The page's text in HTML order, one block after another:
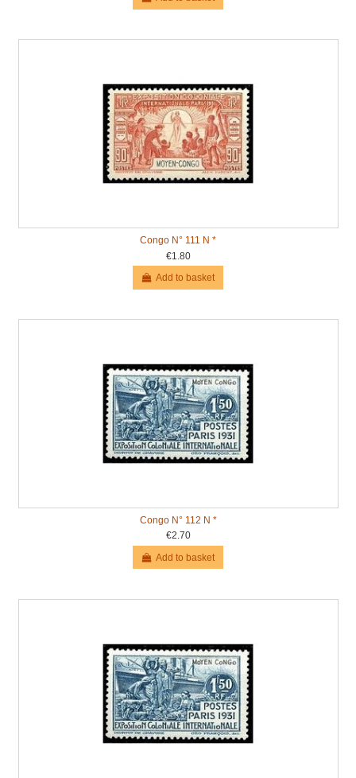
Congo N° 111 N *
€1.80
Add to basket
Congo N° 112 N *
€2.70
Add to basket